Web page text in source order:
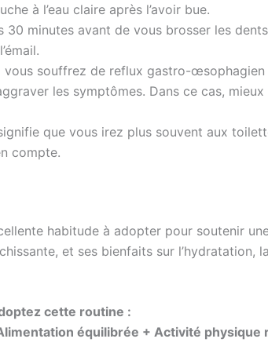
à l’eau claire après l’avoir bue.
30 minutes avant de vous brosser les
vous souffrez de reflux gastro-œsophagien
les symptômes. Dans ce cas,
que vous irez plus souvent aux
compte.
habitude à adopter pour soutenir
et ses bienfaits sur l’hydratation,
cette routine :
équilibrée + Activité physique